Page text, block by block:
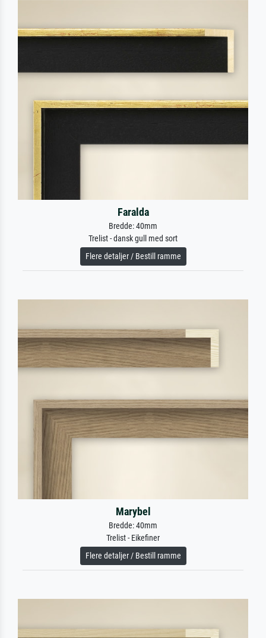
Faralda
Bredde: 40mm
Trelist - dansk gull med sort
Flere detaljer / Bestill ramme
Marybel
Bredde: 40mm
Trelist - Eikefiner
Flere detaljer / Bestill ramme